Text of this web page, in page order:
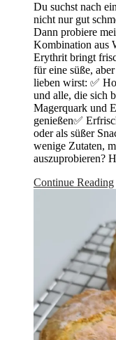
Du suchst nach
nicht nur gut
Dann probiere
Kombination aus
Erythrit bringt
für eine süße,
lieben wirst: ✅
und alle, die sich
Magerquark und
genießen✅
oder als süßer
wenige Zutaten,
auszuprobieren?
Continue Reading